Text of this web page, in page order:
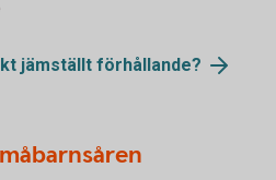
jämställt förhållande?